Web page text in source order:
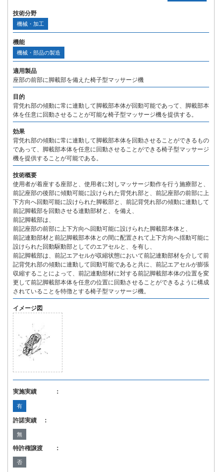
技術分野
機械・加工
機能
機械・部品の製造
適用製品
座部の前部に脚載部を備えた椅子型マッサージ機
目的
背凭れ部の傾動に常に連動して脚載部本体が回動可能であって、脚載部本
体を任意に回動させることが可能な椅子型マッサージ機を提供する。
効果
背凭れ部の傾動に常に連動して脚載部本体を回動させることができるもの
であって、脚載部本体を任意に回動させることができる椅子型マッサージ
機を提供することが可能である。
技術概要
使用者が着座する座部と、使用者に対しマッサージ動作を行う施療部と、
前記座部の後部に傾動可能に設けられた背凭れ部と、前記座部の前部に上
下方向へ回動可能に設けられた脚載部と、前記背凭れ部の傾動に連動して
前記脚載部を回動させる連動部材と、を備え、
前記脚載部は、
前記座部の前部に上下方向へ回動可能に設けられた脚載部本体と、
前記連動部材と前記脚載部本体との間に配置されて上下方向へ揺動可能に
設けられた回動駆動部としてのエアセルと、を有し、
前記脚載部は、前記エアセルが収縮状態において前記連動部材を介して前
記背凭れ部の傾動に連動して回動可能であると共に、前記エアセルが膨張
収縮することによって、前記連動部材に対する前記脚載部本体の位置を変
更して前記脚載部本体を任意の位置に回動させることができるように構成
されていることを特徴とする椅子型マッサージ機。
イメージ図
実施実績 ：
有
許諾実績 ：
無
特許権譲渡 ：
否